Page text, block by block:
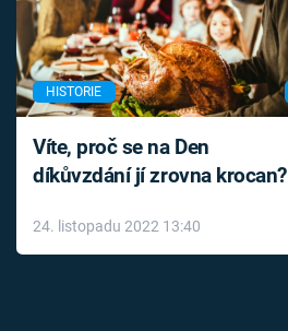
HISTORIE
Víte, proč se na Den
díkůvzdání jí zrovna krocan?
24. listopadu 2022 13:40